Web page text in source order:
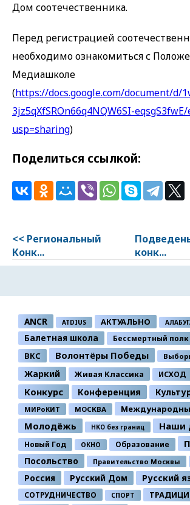
Дом соотечественника.
Перед регистрацией
необходимо ознакомиться с
Медиашколе
(https://docs.google.com/document/d/
3jz5qXfSROn66q4NQW6SI-
usp=sharing)
Поделиться ссылкой:
<< Региональный
Конк...
конк...
ANCR ATDIUS АКТУАЛЬНО
Балетная школа Бессмертный полк
ВКС Волонтёры Победы
Жаркий Живая Классика ИСХОД
Конкурс Конференция
МИРоКИТ МОСКВА
Молодёжь НКО без границ Наши
Новый Год ОКНО Образование
Посольство Правительство Москвы
Россия Русский Дом Русский
СОТРУДНИЧЕСТВО СПОРТ